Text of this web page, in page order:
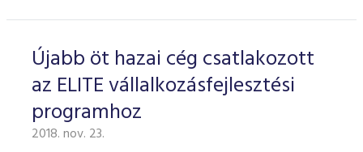
Újabb öt hazai cég csatlakozott
az ELITE vállalkozásfejlesztési
programhoz
2018. nov. 23.